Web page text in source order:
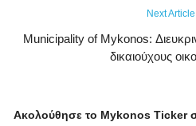
Next Article
Municipality of Mykonos:
δικαιούχους
Ακολούθησε το Mykonos Ticker